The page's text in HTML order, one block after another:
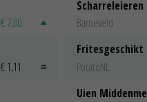
€ 7,00
€ 1,11
Scharreleieren
Barneveld
Fritesgeschikt
PotatoNL
Uien